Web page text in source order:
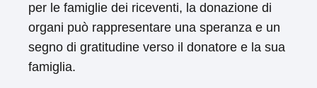
per le famiglie dei riceventi, la donazione di
organi può rappresentare una speranza e un
segno di gratitudine verso il donatore e la sua
famiglia.